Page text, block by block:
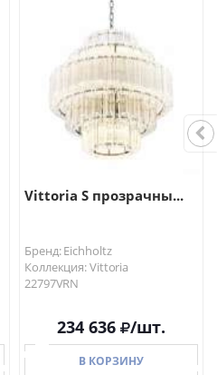
В КОРЗИНУ
Vittoria S прозрачны...
Бренд: Eichholtz
Коллекция: Vittoria
22797VRN
234 636 /шт.
В КОРЗИНУ